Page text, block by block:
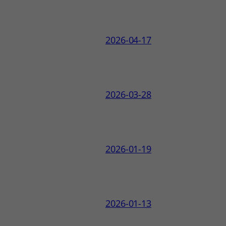
2026-04-17
2026-03-28
2026-01-19
2026-01-13